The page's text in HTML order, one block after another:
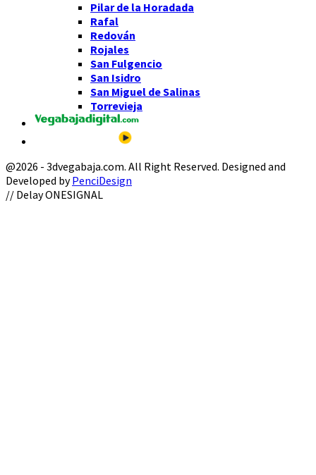
Pilar de la Horadada
Rafal
Redován
Rojales
San Fulgencio
San Isidro
San Miguel de Salinas
Torrevieja
@2026 - 3dvegabaja.com. All Right Reserved. Designed and
Developed byPenciDesign
Facebook
Twitter
Instagram
Youtube
Email
// Delay ONESIGNAL